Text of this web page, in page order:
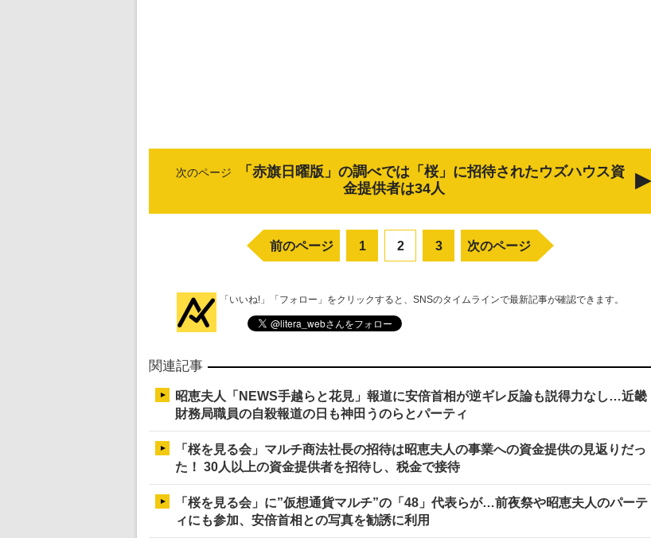
次のページ
「赤旗日曜版」の調べでは「桜」に招待されたウズハウス資
金提供者は34人
前のページ 1 2 3 次のページ
「いいね!」「フォロー」をクリックすると、SNSのタイムラインで最新記事が確認できます。
関連記事
昭恵夫人「NEWS手越らと花見」報道に安倍首相が逆ギレ反論も説得力なし…近畿
財務局職員の自殺報道の日も神田うのらとパーティ
「桜を見る会」マルチ商法社長の招待は昭恵夫人の事業への資金提供の見返りだっ
た！ 30人以上の資金提供者を招待し、税金で接待
「桜を見る会」に”仮想通貨マルチ”の「48」代表らが…前夜祭や昭恵夫人のパーテ
ィにも参加、安倍首相との写真を勧誘に利用